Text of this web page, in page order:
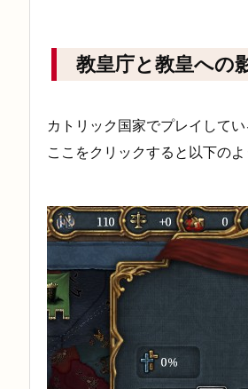
教皇庁と教皇への
カトリック国家でプレイして
ここをクリックすると以下の